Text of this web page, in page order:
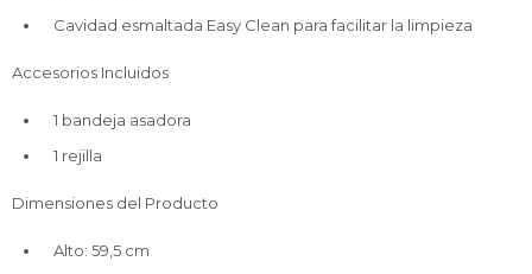
Cavidad esmaltada Easy Clean para facilitar la limpieza
Accesorios Incluidos
1 bandeja asadora
1 rejilla
Dimensiones del Producto
Alto: 59,5 cm